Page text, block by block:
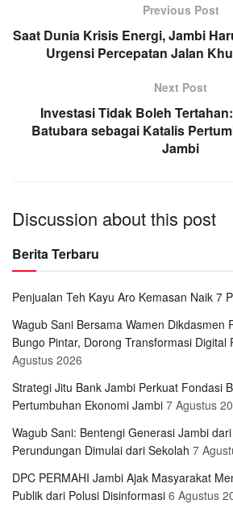
Previous Post
Saat Dunia Krisis Energi, Jambi
Urgensi Percepatan Jalan
Next Post
Investasi Tidak Boleh
Batubara sebagai Katalis
Jambi
Discussion about this post
Berita Terbaru
Penjualan Teh Kayu Aro Kemasan Naik 7
Wagub Sani Bersama Wamen Dikdasmen
Bungo Pintar, Dorong Transformasi Digital
Agustus 2026
Strategi Jitu Bank Jambi Perkuat Fondasi
Pertumbuhan Ekonomi Jambi 7 Agustus
Wagub Sani: Bentengi Generasi Jambi
Perundungan Dimulai dari Sekolah 7
DPC PERMAHI Jambi Ajak Masyarakat
Publik dari Polusi Disinformasi 6 Agustus